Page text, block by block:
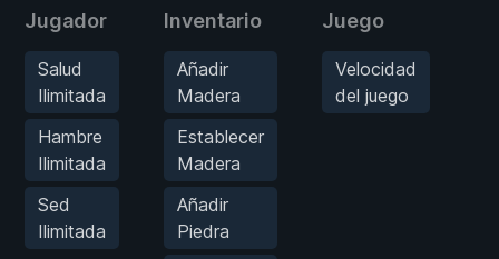
Jugador
Salud
Ilimitada
Hambre
Ilimitada
Sed
Ilimitada
Inventario
Añadir
Madera
Establecer
Madera
Añadir
Piedra
Juego
Velocidad
del juego